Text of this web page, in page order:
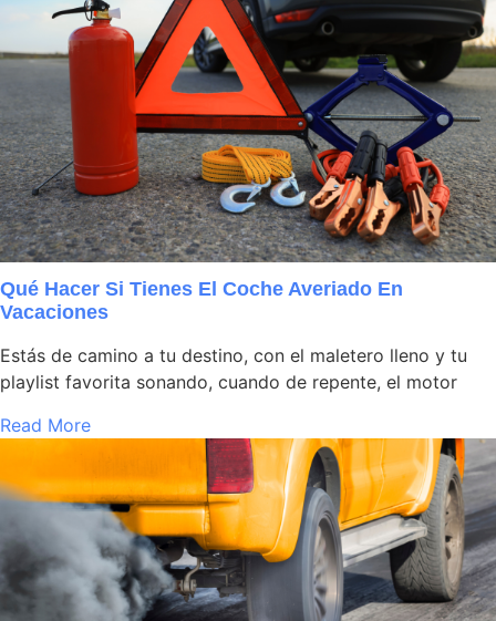
Qué Hacer Si Tienes El Coche Averiado En
Vacaciones
Estás de camino a tu destino, con el maletero lleno y tu
playlist favorita sonando, cuando de repente, el motor
Read More